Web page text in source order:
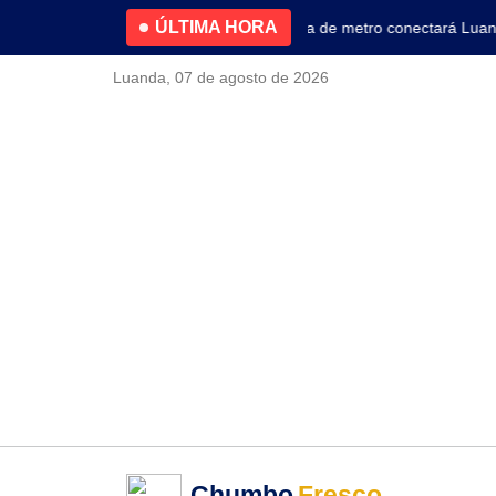
ÚLTIMA HORA
4.2% no primeiro trimestreNova linha de metro conectará
Luanda, 07 de agosto de 2026